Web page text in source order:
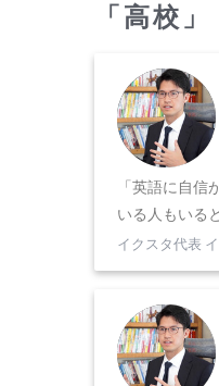
「高校
「英語に自
いる人もいる
イクスタ代表